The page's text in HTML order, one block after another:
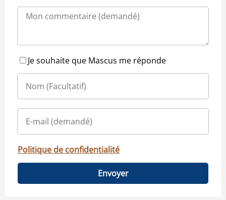
Je souhaite que Mascus me réponde
Politique de confidentialité
Envoyer